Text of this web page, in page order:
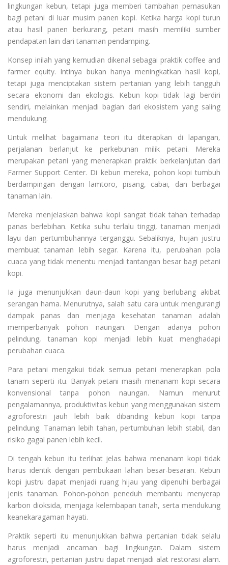
lingkungan kebun, tetapi juga memberi tambahan pemasukan
bagi petani di luar musim panen kopi. Ketika harga kopi turun
atau hasil panen berkurang, petani masih memiliki sumber
pendapatan lain dari tanaman pendamping.
Konsep inilah yang kemudian dikenal sebagai praktik coffee and
farmer equity. Intinya bukan hanya meningkatkan hasil kopi,
tetapi juga menciptakan sistem pertanian yang lebih tangguh
secara ekonomi dan ekologis. Kebun kopi tidak lagi berdiri
sendiri, melainkan menjadi bagian dari ekosistem yang saling
mendukung.
Untuk melihat bagaimana teori itu diterapkan di lapangan,
perjalanan berlanjut ke perkebunan milik petani. Mereka
merupakan petani yang menerapkan praktik berkelanjutan dari
Farmer Support Center. Di kebun mereka, pohon kopi tumbuh
berdampingan dengan lamtoro, pisang, cabai, dan berbagai
tanaman lain.
Mereka menjelaskan bahwa kopi sangat tidak tahan terhadap
panas berlebihan. Ketika suhu terlalu tinggi, tanaman menjadi
layu dan pertumbuhannya terganggu. Sebaliknya, hujan justru
membuat tanaman lebih segar. Karena itu, perubahan pola
cuaca yang tidak menentu menjadi tantangan besar bagi petani
kopi.
Ia juga menunjukkan daun-daun kopi yang berlubang akibat
serangan hama. Menurutnya, salah satu cara untuk mengurangi
dampak panas dan menjaga kesehatan tanaman adalah
memperbanyak pohon naungan. Dengan adanya pohon
pelindung, tanaman kopi menjadi lebih kuat menghadapi
perubahan cuaca.
Para petani mengakui tidak semua petani menerapkan pola
tanam seperti itu. Banyak petani masih menanam kopi secara
konvensional tanpa pohon naungan. Namun menurut
pengalamannya, produktivitas kebun yang menggunakan sistem
agroforestri jauh lebih baik dibanding kebun kopi tanpa
pelindung. Tanaman lebih tahan, pertumbuhan lebih stabil, dan
risiko gagal panen lebih kecil.
Di tengah kebun itu terlihat jelas bahwa menanam kopi tidak
harus identik dengan pembukaan lahan besar-besaran. Kebun
kopi justru dapat menjadi ruang hijau yang dipenuhi berbagai
jenis tanaman. Pohon-pohon peneduh membantu menyerap
karbon dioksida, menjaga kelembapan tanah, serta mendukung
keanekaragaman hayati.
Praktik seperti itu menunjukkan bahwa pertanian tidak selalu
harus menjadi ancaman bagi lingkungan. Dalam sistem
agroforestri, pertanian justru dapat menjadi alat restorasi alam.